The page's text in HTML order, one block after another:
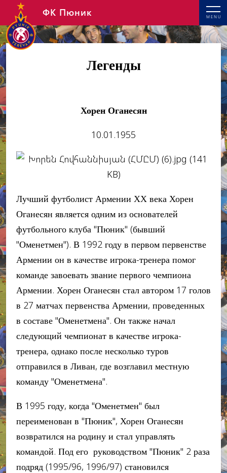
MENU
ФК Пюник
Легенды
Хорен Оганесян
10.01.1955
Лучший футболист Армении ХХ века Хорен
Оганесян является одним из основателей
футбольного клуба "Пюник" (бывший
"Оменетмен"). В 1992 году в первом первенстве
Армении он в качестве игрока-тренера помог
команде завоевать звание первого чемпиона
Армении. Хорен Оганесян стал автором 17 голов
в 27 матчах первенства Армении, проведенных
в составе "Оменетмена". Он также начал
следующий чемпионат в качестве игрока-
тренера, однако после несколько туров
отправился в Ливан, где возглавил местную
команду "Оменетмена".
В 1995 году, когда "Оменетмен" был
переименован в "Пюник", Хорен Оганесян
возвратился на родину и стал управлять
командой. Под его руководством "Пюник" 2 раза
подряд (1995/96, 1996/97) становился